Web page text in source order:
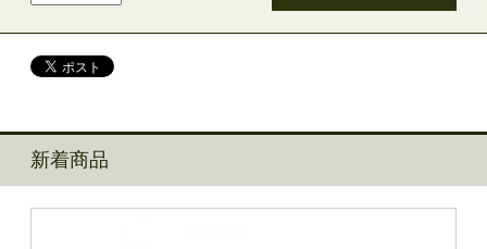
新着商品